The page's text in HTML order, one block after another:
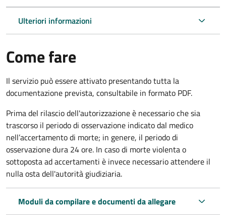
Ulteriori informazioni
Come fare
Il servizio può essere attivato presentando tutta la
documentazione prevista, consultabile in formato PDF.
Prima del rilascio dell'autorizzazione è necessario che sia
trascorso il periodo di osservazione indicato dal medico
nell’accertamento di morte; in genere, il periodo di
osservazione dura 24 ore. In caso di morte violenta o
sottoposta ad accertamenti è invece necessario attendere il
nulla osta dell'autorità giudiziaria.
Moduli da compilare e documenti da allegare